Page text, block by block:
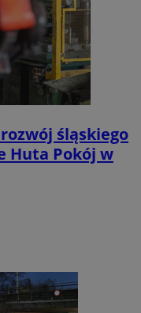
śląskiego
Huta Pokój w